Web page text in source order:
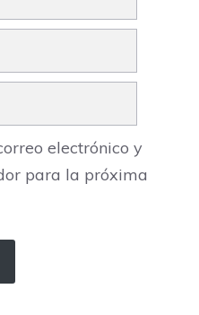
electrónico y
para la próxima